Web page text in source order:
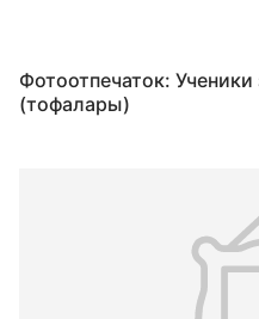
Фотоотпечаток:
(тофалары)